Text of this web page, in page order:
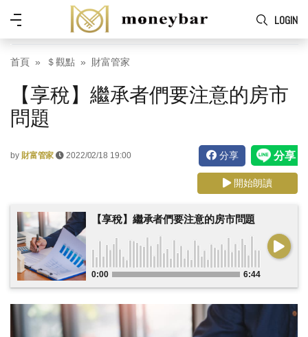
Skip to main content
LOGIN
功
能
表
首頁 ＄觀點 財富管家
【享稅】繼承者們要注意的房市
問題
by 財富管家 2022/02/18 19:00 分享
開始朗讀
【享稅】繼承者們要注意的房市問題
0:00 6:44